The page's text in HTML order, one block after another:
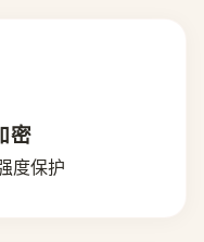
密
度保护